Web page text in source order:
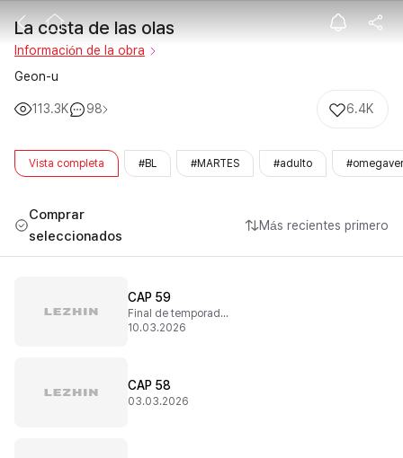
La costa de
La costa de las olas
Información de la obra
Geon-u
113.3K 98 6.4K
Vista completa #BL #MARTES #adulto
Comprar
seleccionados
Más recientes primero
CAP 59
Final de temporada 2
10.03.2026
CAP 58
03.03.2026